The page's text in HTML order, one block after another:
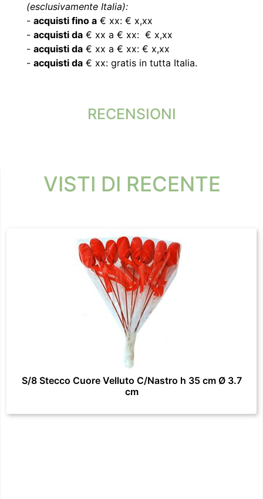
(esclusivamente Italia):
- acquisti fino a € xx: € x,xx
- acquisti da € xx a € xx: € x,xx
- acquisti da € xx a € xx: € x,xx
- acquisti da € xx: gratis in tutta Italia.
RECENSIONI
VISTI DI RECENTE
S/8 Stecco Cuore Velluto C/Nastro h 35 cm Ø 3.7
cm